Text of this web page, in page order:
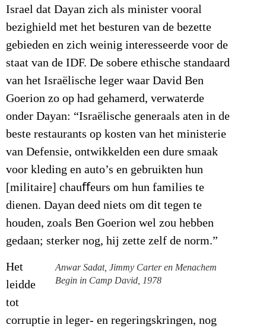
Israel dat Dayan zich als minister vooral
bezighield met het besturen van de bezette
gebieden en zich weinig interesseerde voor de
staat van de IDF. De sobere ethische standaard
van het Israëlische leger waar David Ben
Goerion zo op had gehamerd, verwaterde
onder Dayan: “Israëlische generaals aten in de
beste restaurants op kosten van het ministerie
van Defensie, ontwikkelden een dure smaak
voor kleding en auto’s en gebruikten hun
[militaire] chauﬀeurs om hun families te
dienen. Dayan deed niets om dit tegen te
houden, zoals Ben Goerion wel zou hebben
gedaan; sterker nog, hij zette zelf de norm.”
Anwar Sadat, Jimmy Carter en Menachem
Begin in Camp David, 1978
Het
leidde
tot
corruptie in leger- en regeringskringen, nog